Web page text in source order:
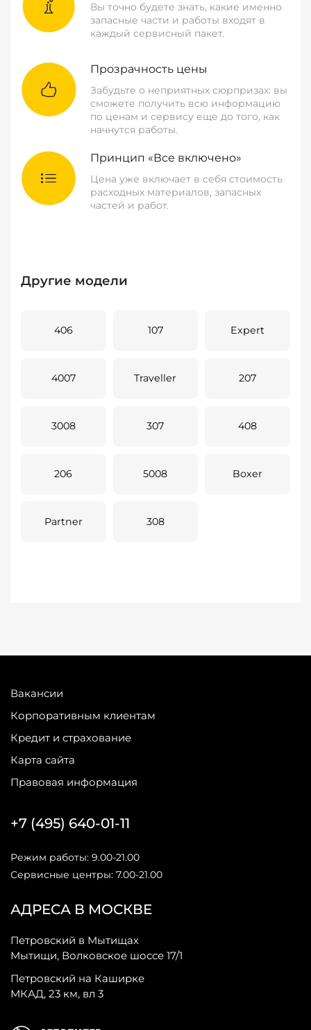
Вы точно будете знать, какие именно
запасные части и работы входят в
каждый сервисный пакет.
Прозрачность цены
Забудьте о неприятных сюрпризах: вы
сможете получить всю информацию
по ценам и сервису еще до того, как
начнутся работы.
Принцип «Все включено»
Цена уже включает в себя стоимость
расходных материалов, запасных
частей и работ.
Другие модели
406 107 Expert
4007 Traveller 207
3008 307 408
206 5008 Boxer
Partner 308
Вакансии
Корпоративным клиентам
Кредит и страхование
Карта сайта
Правовая информация
АДРЕСА В МОСКВЕ
Петровский в Мытищах
Мытищи, Волковское шоссе 17/1
Петровский на Каширке
МКАД, 23 км, вл 3
+7 (495) 640-01-11
Режим работы: 9.00-21.00
Сервисные центры: 7.00-21.00